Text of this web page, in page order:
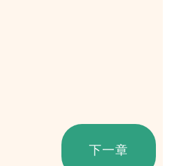
下一章